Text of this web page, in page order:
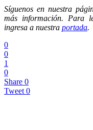
Síguenos en nuestra
más información. Para
ingresa a nuestra portada.
0
0
1
0
Share 0
Tweet 0